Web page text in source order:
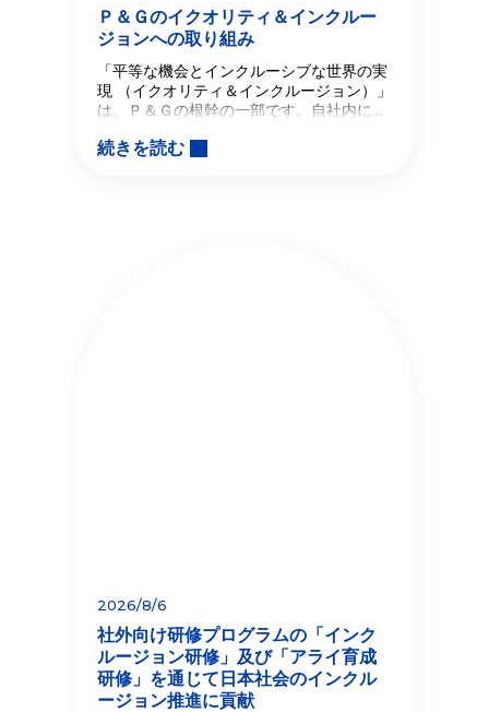
Ｐ＆Ｇのイクオリティ＆インクルー
ジョンへの取り組み
「平等な機会とインクルーシブな世界の実
現 （イクオリティ＆インクルージョン）」
は、Ｐ＆Ｇの根幹の一部です。自社内に多
の消費者を理解するとともに、より多くの
続きを読む
2026/8/6
社外向け研修プログラムの「インク
ルージョン研修」及び「アライ育成
研修」を通じて日本社会のインクル
ージョン推進に貢献